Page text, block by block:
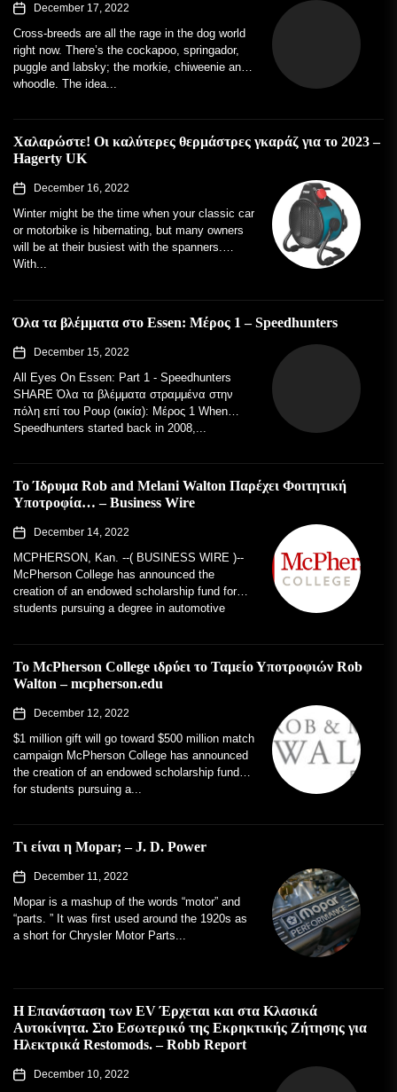
December 17, 2022
Cross-breeds are all the rage in the dog world
right now. There’s the cockapoo, springador,
puggle and labsky; the morkie, chiweenie and
whoodle. The idea...
Χαλαρώστε! Οι καλύτερες θερμάστρες γκαράζ για το 2023 –
Hagerty UK
December 16, 2022
Winter might be the time when your classic car
or motorbike is hibernating, but many owners
will be at their busiest with the spanners.
With...
Όλα τα βλέμματα στο Essen: Μέρος 1 – Speedhunters
December 15, 2022
All Eyes On Essen: Part 1 - Speedhunters
SHARE Όλα τα βλέμματα στραμμένα στην
πόλη επί του Ρουρ (οικία): Μέρος 1 When
Speedhunters started back in 2008,...
Το Ίδρυμα Rob and Melani Walton Παρέχει Φοιτητική
Υποτροφία… – Business Wire
December 14, 2022
MCPHERSON, Kan. --( BUSINESS WIRE )--
McPherson College has announced the
creation of an endowed scholarship fund for
students pursuing a degree in automotive
Το McPherson College ιδρύει το Ταμείο Υποτροφιών Rob
Walton – mcpherson.edu
December 12, 2022
$1 million gift will go toward $500 million match
campaign McPherson College has announced
the creation of an endowed scholarship fund
for students pursuing a...
Τι είναι η Mopar; – J. D. Power
December 11, 2022
Mopar is a mashup of the words “motor” and
“parts. ” It was first used around the 1920s as
a short for Chrysler Motor Parts...
Η Επανάσταση των EV Έρχεται και στα Κλασικά
Αυτοκίνητα. Στο Εσωτερικό της Εκρηκτικής Ζήτησης για
Ηλεκτρικά Restomods. – Robb Report
December 10, 2022